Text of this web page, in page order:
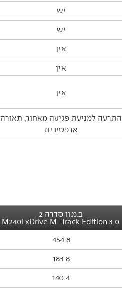
יש
יש
אין
אין
אין
התרעה למניעת פגיעה מאחור, תאורה
אדפטיבית
ב.מ.וו סדרה 2
3.0 M240i xDrive M-Track Edition
454.8
183.8
140.4